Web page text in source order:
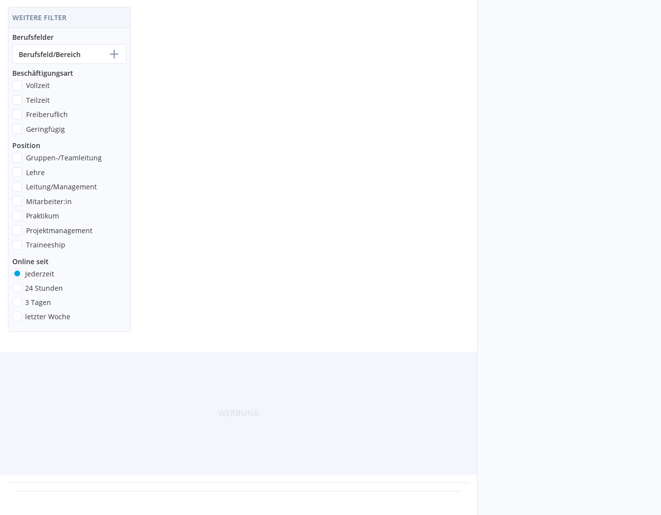
WEITERE FILTER
Berufsfelder
Berufsfeld/Bereich
Beschäftigungsart
Vollzeit
Teilzeit
Freiberuflich
Geringfügig
Position
Gruppen-/Teamleitung
Lehre
Leitung/Management
Mitarbeiter:in
Praktikum
Projektmanagement
Traineeship
Online seit
Jederzeit
24 Stunden
3 Tagen
letzter Woche